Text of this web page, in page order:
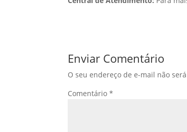
Enviar Comentário
O seu endereço de e-mail não
Comentário*